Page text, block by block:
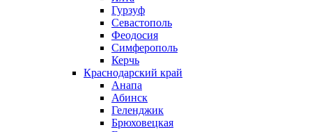
Гурзуф
Севастополь
Феодосия
Симферополь
Керчь
Краснодарский край
Анапа
Абинск
Геленджик
Брюховецкая